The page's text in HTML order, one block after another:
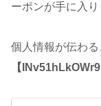
ーポンが手に入り
個人情報が伝わる
【INv51hLkOWr9